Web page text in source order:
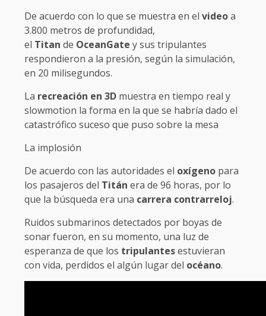
De acuerdo con lo que se muestra en el videoa
3.800 metros de profundidad,
el Titan de OceanGate y sus tripulantes
respondieron a la presión, según la simulación,
en 20 milisegundos.
La recreación en 3D muestra en tiempo real y
slowmotion la forma en la que se habría dado el
catastrófico suceso que puso sobre la mesa
La implosión
De acuerdo con las autoridades el oxígeno para
los pasajeros del Titán era de 96 horas, por lo
que la búsqueda era una carrera contrarreloj.
Ruidos submarinos detectados por boyas de
sonar fueron, en su momento, una luz de
esperanza de que los tripulantesestuvieran
con vida, perdidos el algún lugar del océano.